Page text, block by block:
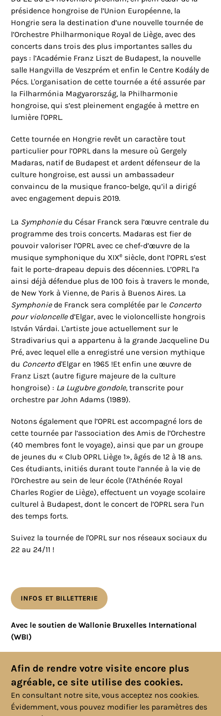
présidence hongroise de l’Union Européenne, la
Hongrie sera la destination d’une nouvelle tournée de
l’Orchestre Philharmonique Royal de Liège, avec des
concerts dans trois des plus importantes salles du
pays : l’Académie Franz Liszt de Budapest, la nouvelle
salle Hangvilla de Veszprém et enfin le Centre Kodály de
Pécs. L'organisation de cette tournée a été assurée par
la Filharmónia Magyarország, la Philharmonie
hongroise, qui s’est pleinement engagée à mettre en
lumière l'OPRL.
Cette tournée en Hongrie revêt un caractère tout
particulier pour l’OPRL dans la mesure où Gergely
Madaras, natif de Budapest et ardent défenseur de la
culture hongroise, est aussi un ambassadeur
convaincu de la musique franco-belge, qu’il a dirigé
avec engagement depuis 2019.
La Symphonie du César Franck sera l’œuvre centrale du
programme des trois concerts. Madaras est fier de
pouvoir valoriser l’OPRL avec ce chef-d’œuvre de la
musique symphonique du XIXe siècle, dont l’OPRL s’est
fait le porte-drapeau depuis des décennies. L’OPRL l’a
ainsi déjà défendue plus de 100 fois à travers le monde,
de New York à Vienne, de Paris à Buenos Aires. La
Symphonie de Franck sera complétée par le Concerto
pour violoncelle d’Elgar, avec le violoncelliste hongrois
István Várdai. L'artiste joue actuellement sur le
Stradivarius qui a appartenu à la grande Jacqueline Du
Pré, avec lequel elle a enregistré une version mythique
du Concerto d'Elgar en 1965 !Et enfin une œuvre de
Franz Liszt (autre figure majeure de la culture
hongroise) : La Lugubre gondole, transcrite pour
orchestre par John Adams (1989).
Notons également que l’OPRL est accompagné lors de
cette tournée par l’association des Amis de l’Orchestre
(40 membres font le voyage), ainsi que par un groupe
de jeunes du « Club OPRL Liège 1», âgés de 12 à 18 ans.
Ces étudiants, initiés durant toute l’année à la vie de
l’Orchestre au sein de leur école (l’Athénée Royal
Charles Rogier de Liège), effectuent un voyage scolaire
culturel à Budapest, dont le concert de l’OPRL sera l’un
des temps forts.
Suivez la tournée de l'OPRL sur nos réseaux sociaux du
22 au 24/11 !
INFOS ET BILLETTERIE
Avec le soutien de Wallonie Bruxelles International
(WBI)
Afin de rendre votre visite encore plus
agréable, ce site utilise des cookies.
En consultant notre site, vous acceptez nos cookies.
Évidemment, vous pouvez modifier les paramètres des